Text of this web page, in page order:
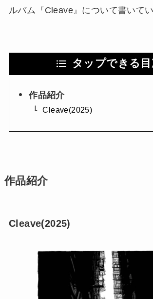
ルバム『Cleave』について書いてい
タップできる目
作品紹介
Cleave(2025)
作品紹介
Cleave(2025)